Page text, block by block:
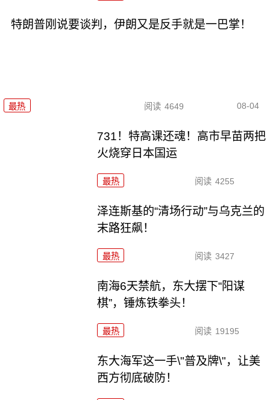
特朗普刚说要谈判，伊朗又是反手就是一巴掌！
最热 阅读 4649 08-04
731！特高课还魂！高市早苗两把
火烧穿日本国运
最热 阅读 4255
泽连斯基的“清场行动”与乌克兰的
末路狂飙！
最热 阅读 3427
南海6天禁航，东大摆下“阳谋
棋”，锤炼铁拳头！
最热 阅读 19195
东大海军这一手\"普及牌\"，让美
西方彻底破防！